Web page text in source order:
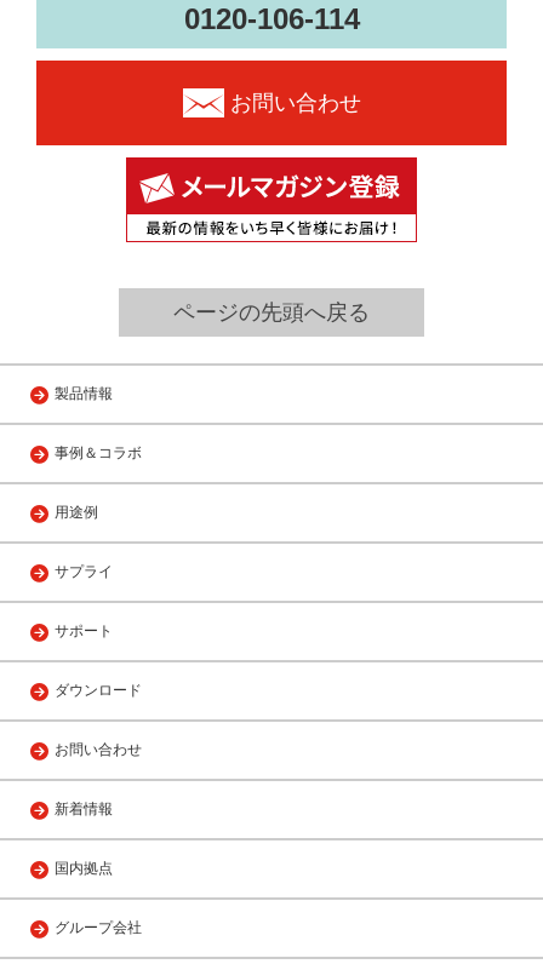
0120-106-114
お問い合わせ
ページの先頭へ戻る
製品情報
事例＆コラボ
用途例
サプライ
サポート
ダウンロード
お問い合わせ
新着情報
国内拠点
グループ会社